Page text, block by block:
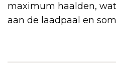
maximum haalden,
aan de laadpaal en